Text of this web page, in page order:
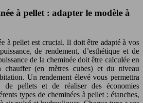
à pellet : adapter le modèle à
à pellet est crucial. Il doit être adapté à vos
de rendement, d’esthétique et de
de la cheminée doit être calculée en
(en mètres cubes) et du niveau
Un rendement élevé vous permettra
de pellets et de réaliser des économies
types de cheminées à pellet : étanches,